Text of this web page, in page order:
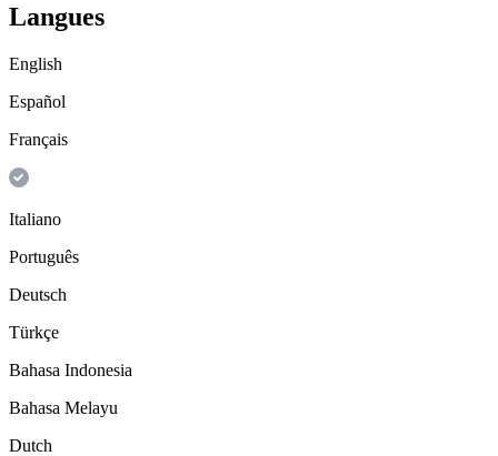
Langues
English
Español
Français
Italiano
Português
Deutsch
Türkçe
Bahasa Indonesia
Bahasa Melayu
Dutch